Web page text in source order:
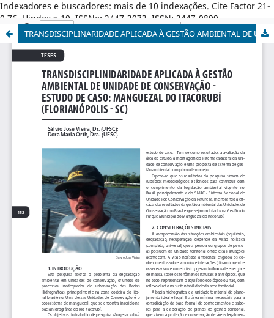
Indexadores e buscadores: mais de 10 indexações. Cite Factor 21-
0,76. Hindex = 10. ISSNe: 2447-3073. ISSN: 2447-0899.
TRANSDISCIPLINARIDADE APLICADA À GESTÃO AMBIENTAL DE UNIDADE DE CONSERVAÇÃO - ESTUDO DE CASO: MANGUEZAL DO ITACORUBÍ (FLORIANÓPOLIS-SC)